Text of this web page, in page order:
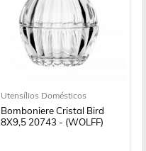
Utensílios Domésticos
Bomboniere Cristal Bird
8X9,5 20743 - (WOLFF)